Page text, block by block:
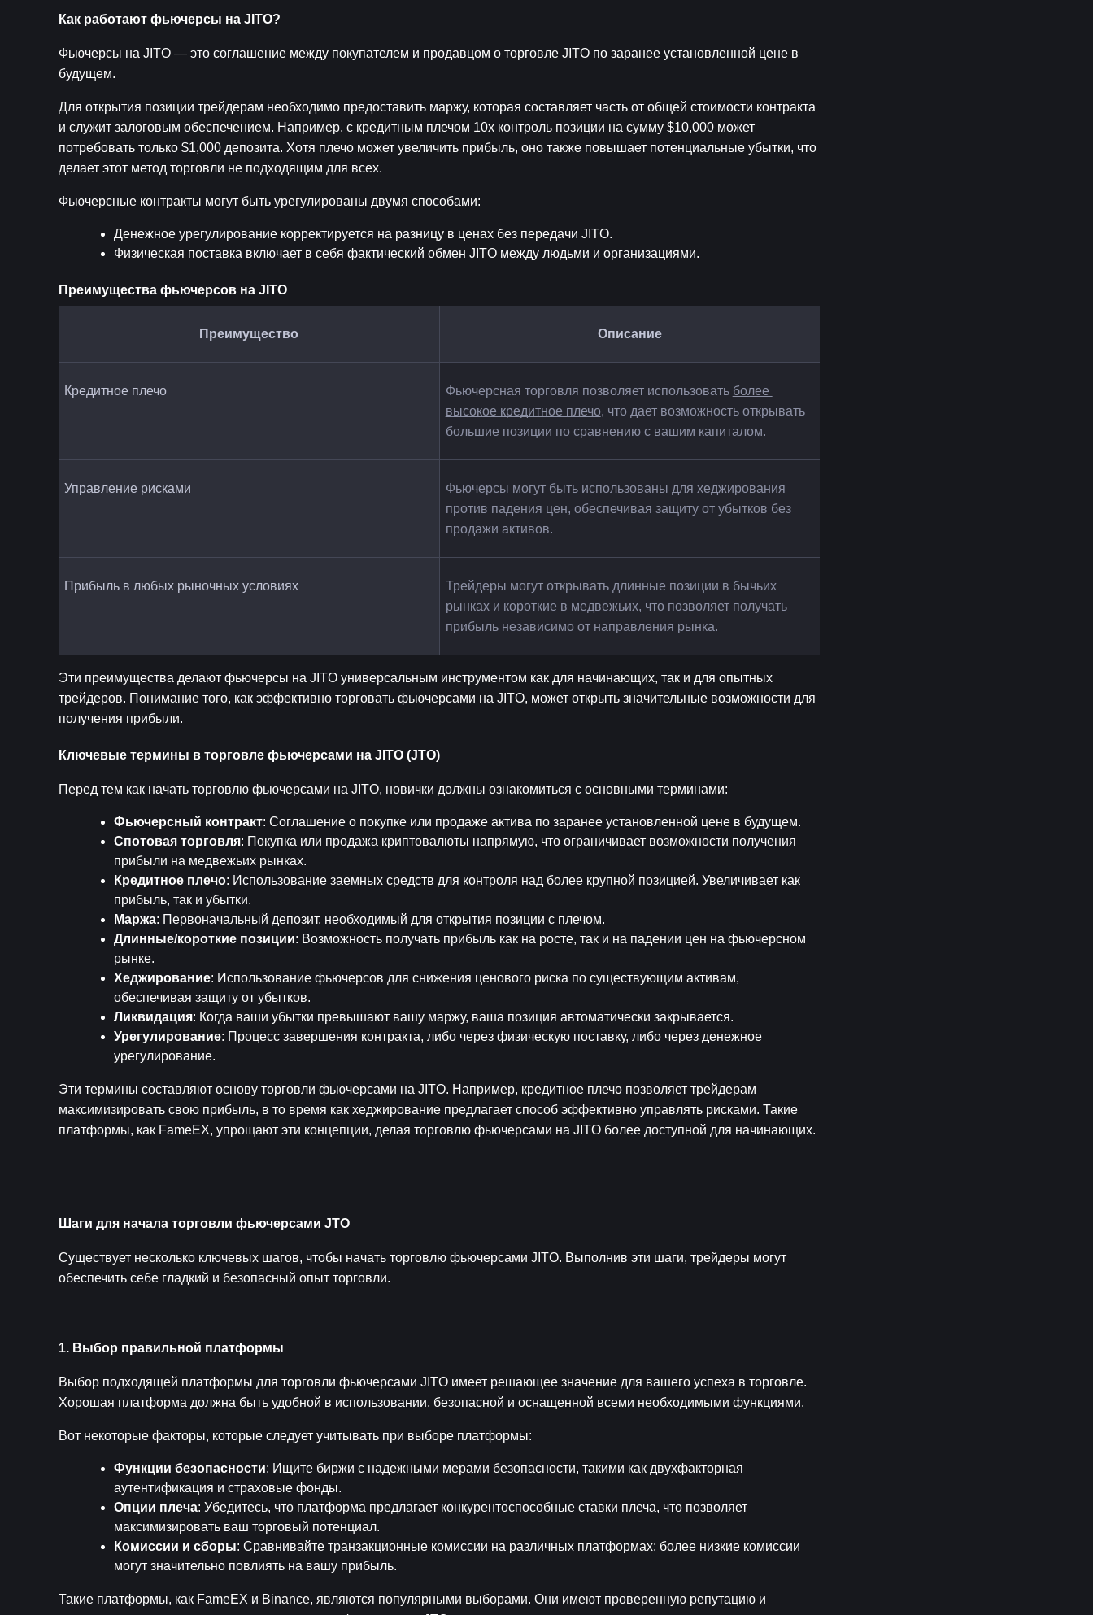
Как работают фьючерсы на JITO?
Фьючерсы на JITO — это соглашение между покупателем и продавцом о торговле JITO по заранее установленной цене в
будущем.
Для открытия позиции трейдерам необходимо предоставить маржу, которая составляет часть от общей стоимости контракта
и служит залоговым обеспечением. Например, с кредитным плечом 10x контроль позиции на сумму $10,000 может
потребовать только $1,000 депозита. Хотя плечо может увеличить прибыль, оно также повышает потенциальные убытки, что
делает этот метод торговли не подходящим для всех.
Фьючерсные контракты могут быть урегулированы двумя способами:
Денежное урегулирование корректируется на разницу в ценах без передачи JITO.
Физическая поставка включает в себя фактический обмен JITO между людьми и организациями.
Преимущества фьючерсов на JITO
Преимущество Описание
Кредитное плечо Фьючерсная торговля позволяет использовать более
высокое кредитное плечо, что дает возможность открывать
большие позиции по сравнению с вашим капиталом.
Управление рисками
Фьючерсы могут быть использованы для хеджирования
против падения цен, обеспечивая защиту от убытков без
продажи активов.
Прибыль в любых рыночных условиях
Трейдеры могут открывать длинные позиции в бычьих
рынках и короткие в медвежьих, что позволяет получать
прибыль независимо от направления рынка.
Эти преимущества делают фьючерсы на JITO универсальным инструментом как для начинающих, так и для опытных
трейдеров. Понимание того, как эффективно торговать фьючерсами на JITO, может открыть значительные возможности для
получения прибыли.
Ключевые термины в торговле фьючерсами на JITO (JTO)
Перед тем как начать торговлю фьючерсами на JITO, новички должны ознакомиться с основными терминами:
Фьючерсный контракт: Соглашение о покупке или продаже актива по заранее установленной цене в будущем.
Спотовая торговля: Покупка или продажа криптовалюты напрямую, что ограничивает возможности получения
прибыли на медвежьих рынках.
Кредитное плечо: Использование заемных средств для контроля над более крупной позицией. Увеличивает как
прибыль, так и убытки.
Маржа: Первоначальный депозит, необходимый для открытия позиции с плечом.
Длинные/короткие позиции: Возможность получать прибыль как на росте, так и на падении цен на фьючерсном
рынке.
Хеджирование: Использование фьючерсов для снижения ценового риска по существующим активам,
обеспечивая защиту от убытков.
Ликвидация: Когда ваши убытки превышают вашу маржу, ваша позиция автоматически закрывается.
Урегулирование: Процесс завершения контракта, либо через физическую поставку, либо через денежное
урегулирование.
Эти термины составляют основу торговли фьючерсами на JITO. Например, кредитное плечо позволяет трейдерам
максимизировать свою прибыль, в то время как хеджирование предлагает способ эффективно управлять рисками. Такие
платформы, как FameEX, упрощают эти концепции, делая торговлю фьючерсами на JITO более доступной для начинающих.
Шаги для начала торговли фьючерсами JTO
Существует несколько ключевых шагов, чтобы начать торговлю фьючерсами JITO. Выполнив эти шаги, трейдеры могут
обеспечить себе гладкий и безопасный опыт торговли.
1. Выбор правильной платформы
Выбор подходящей платформы для торговли фьючерсами JITO имеет решающее значение для вашего успеха в торговле.
Хорошая платформа должна быть удобной в использовании, безопасной и оснащенной всеми необходимыми функциями.
Вот некоторые факторы, которые следует учитывать при выборе платформы:
Функции безопасности: Ищите биржи с надежными мерами безопасности, такими как двухфакторная
аутентификация и страховые фонды.
Опции плеча: Убедитесь, что платформа предлагает конкурентоспособные ставки плеча, что позволяет
максимизировать ваш торговый потенциал.
Комиссии и сборы: Сравнивайте транзакционные комиссии на различных платформах; более низкие комиссии
могут значительно повлиять на вашу прибыль.
Такие платформы, как FameEX и Binance, являются популярными выборами. Они имеют проверенную репутацию и